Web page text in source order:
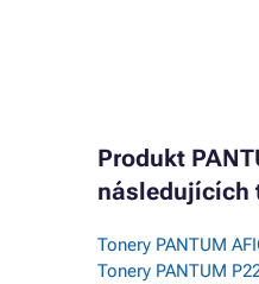
Produkt
následujících
Tonery PANTUM
Tonery PANTUM